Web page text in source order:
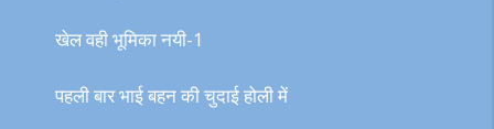
खेल वही भूमिका नयी-1
पहली बार भाई बहन की चुदाई होली में